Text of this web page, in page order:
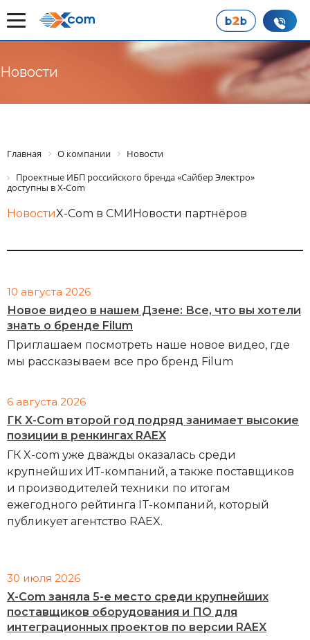
Новости
Главная О компании
Новости
Проектные ИБП российского бренда «Сайбер Электро»
доступны в X-Com
НовостиX-Com в СМИНовости партнёров
10 августа 2026
Новое видео в нашем Дзене: Все, что вы хотели
знать о бренде Filum
Приглашаем посмотреть наше новое видео, где
мы рассказываем все про бренд Filum
6 августа 2026
ГК X-Com второй год подряд занимает высокие
позиции в ренкингах RAEX
ГК X-com уже дважды оказалась среди
крупнейших ИТ-компаний, а также поставщиков
и производителей техники по итогам
ежегодного рейтинга IT-компаний, который
публикует агентство RAEX.
30 июля 2026
X-Com заняла 5-е место среди крупнейших
поставщиков оборудования и ПО для
интеграционных проектов по версии RAEX